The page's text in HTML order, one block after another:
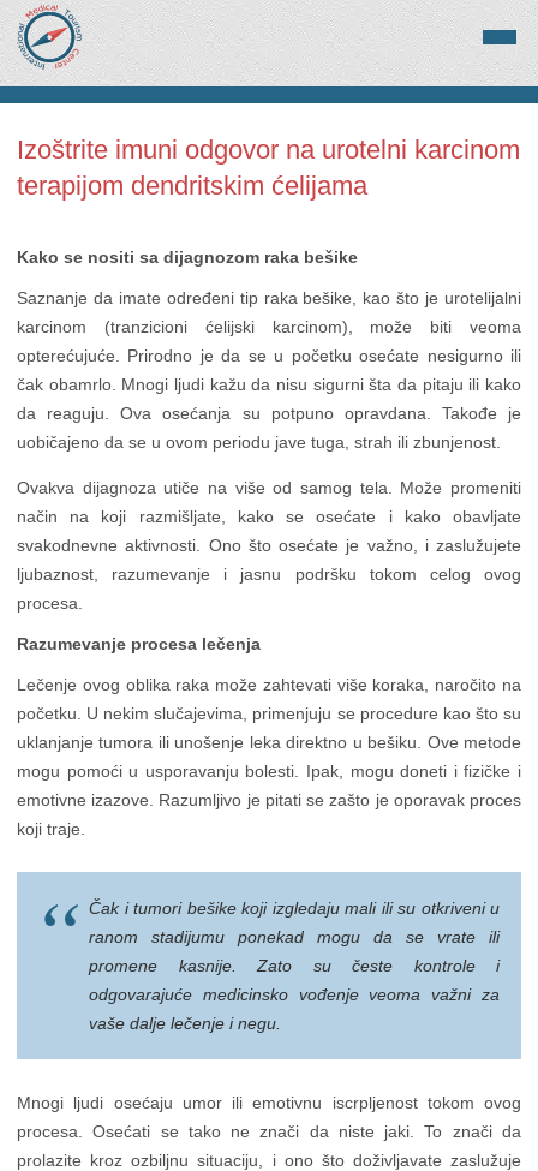
Izoštrite imuni odgovor na urotelni karcinom
terapijom dendritskim ćelijama
Kako se nositi sa dijagnozom raka bešike
Saznanje da imate određeni tip raka bešike, kao što je urotelijalni
karcinom (tranzicioni ćelijski karcinom), može biti veoma
opterećujuće. Prirodno je da se u početku osećate nesigurno ili
čak obamrlo. Mnogi ljudi kažu da nisu sigurni šta da pitaju ili kako
da reaguju. Ova osećanja su potpuno opravdana. Takođe je
uobičajeno da se u ovom periodu jave tuga, strah ili zbunjenost.
Ovakva dijagnoza utiče na više od samog tela. Može promeniti
način na koji razmišljate, kako se osećate i kako obavljate
svakodnevne aktivnosti. Ono što osećate je važno, i zaslužujete
ljubaznost, razumevanje i jasnu podršku tokom celog ovog
procesa.
Razumevanje procesa lečenja
Lečenje ovog oblika raka može zahtevati više koraka, naročito na
početku. U nekim slučajevima, primenjuju se procedure kao što su
uklanjanje tumora ili unošenje leka direktno u bešiku. Ove metode
mogu pomoći u usporavanju bolesti. Ipak, mogu doneti i fizičke i
emotivne izazove. Razumljivo je pitati se zašto je oporavak proces
koji traje.
Čak i tumori bešike koji izgledaju mali ili su otkriveni u
ranom stadijumu ponekad mogu da se vrate ili
promene kasnije. Zato su česte kontrole i
odgovarajuće medicinsko vođenje veoma važni za
vaše dalje lečenje i negu.
Mnogi ljudi osećaju umor ili emotivnu iscrpljenost tokom ovog
procesa. Osećati se tako ne znači da niste jaki. To znači da
prolazite kroz ozbiljnu situaciju, i ono što doživljavate zaslužuje